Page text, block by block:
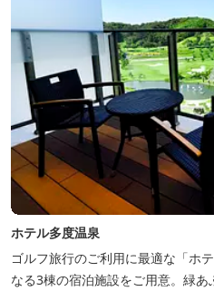
ホテル多度温泉
ゴルフ旅行のご利用に最適な「ホ
なる3棟の宿泊施設をご用意。緑